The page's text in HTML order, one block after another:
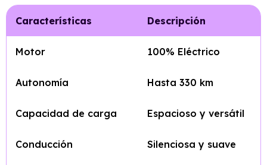
Características Descripción
Motor 100% Eléctrico
Autonomía Hasta 330 km
Capacidad de carga Espacioso y versátil
Conducción Silenciosa y suave